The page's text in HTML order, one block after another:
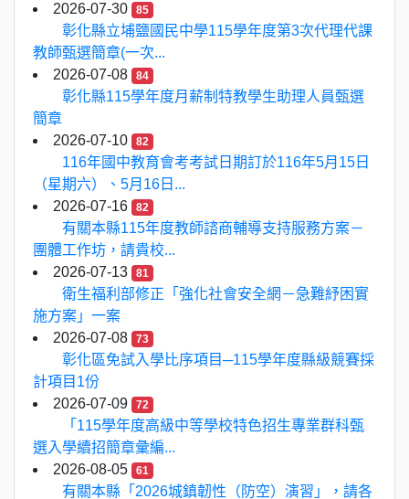
2026-07-30
85
彰化縣立埔鹽國民中學115學年度第3次代理代課
教師甄選簡章(一次...
2026-07-08
84
彰化縣115學年度月薪制特教學生助理人員甄選
簡章
2026-07-10
82
116年國中教育會考考試日期訂於116年5月15日
（星期六）、5月16日...
2026-07-16
82
有關本縣115年度教師諮商輔導支持服務方案－
團體工作坊，請貴校...
2026-07-13
81
衛生福利部修正「強化社會安全網－急難紓困實
施方案」一案
2026-07-08
73
彰化區免試入學比序項目─115學年度縣級競賽採
計項目1份
2026-07-09
72
「115學年度高級中等學校特色招生專業群科甄
選入學續招簡章彙編...
2026-08-05
61
有關本縣「2026城鎮韌性（防空）演習」，請各